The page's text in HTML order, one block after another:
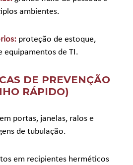
ambientes.
proteção de estoque,
equipamentos de TI.
DE PREVENÇÃO
RÁPIDO)
portas, janelas, ralos e
de tubulação.
em recipientes herméticos